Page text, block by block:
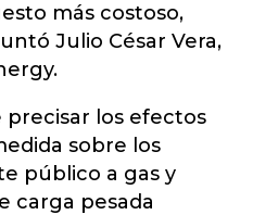
más costoso,
Julio César Vera,
precisar los efectos
sobre los
público a gas y
carga pesada